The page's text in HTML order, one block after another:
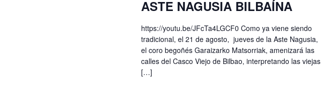
ASTE NAGUSIA BILBAÍNA
https://youtu.be/JFcTa4LGCF0 Como ya viene siendo
tradicional, el 21 de agosto, jueves de la Aste Nagusia,
el coro begoñés Garaizarko Matsorriak, amenizará las
calles del Casco Viejo de Bilbao, interpretando las viejas
[…]